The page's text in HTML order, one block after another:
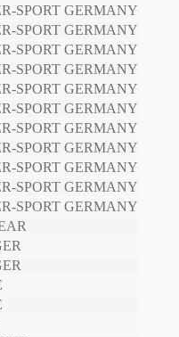
SPORT GERMANY
SPORT GERMANY
SPORT GERMANY
SPORT GERMANY
SPORT GERMANY
SPORT GERMANY
SPORT GERMANY
SPORT GERMANY
SPORT GERMANY
SPORT GERMANY
SPORT GERMANY